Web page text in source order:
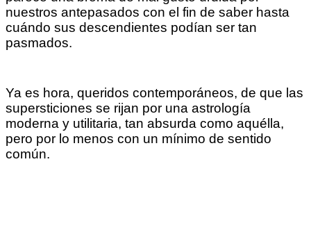
nuestros antepasados con el fin de saber hasta
cuándo sus descendientes podían ser tan
pasmados.
Ya es hora, queridos contemporáneos, de que las
supersticiones se rijan por una astrología
moderna y utilitaria, tan absurda como aquélla,
pero por lo menos con un mínimo de sentido
común.